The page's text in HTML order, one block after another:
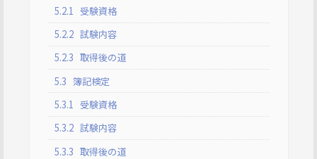
5.2.1 受験資格
5.2.2 試験内容
5.2.3 取得後の道
5.3 簿記検定
5.3.1 受験資格
5.3.2 試験内容
5.3.3 取得後の道